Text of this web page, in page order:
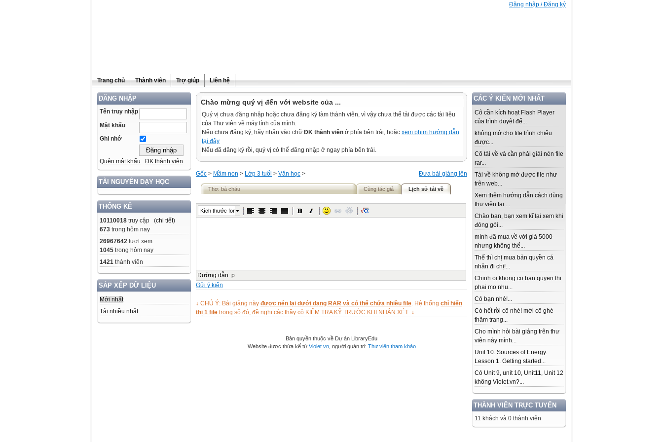
Đăng nhập / Đăng ký
Trang chủ Thành viên Trợ giúp Liên hệ
ĐĂNG NHẬP
Tên truy nhập
Mật khẩu
Ghi nhớ
Quên mật khẩu ĐK thành viên
TÀI NGUYÊN DẠY HỌC
THỐNG KÊ
10110018 truy cập (chi tiết)
673 trong hôm nay
26967642 lượt xem
1045 trong hôm nay
1421 thành viên
SẮP XẾP DỮ LIỆU
Mới nhất
Tải nhiều nhất
CÁC Ý KIẾN MỚI NHẤT
Cô cần kích hoạt Flash Player
của trình duyệt để...
không mở cho file trình chiếu
được...
Cô tải về và cần phải giải nén file
rar...
Tải về không mở được file như
trên web...
Xem thêm hướng dẫn cách dùng
thư viện tại ...
Chào bạn, bạn xem kĩ lại xem khi
đóng gói...
mình đã mua về với giá 5000
nhưng không thể...
Thế thì chị mua bản quyền cá
nhân đi chị!...
Chinh oi khong co ban quyen thi
phai mo nhu...
Có bạn nhé!...
Có hết rồi cô nhé! mời cô ghé
thăm trang...
Cho mình hỏi bài giảng trên thư
viên này mình...
Unit 10. Sources of Energy.
Lesson 1. Getting started...
Có Unit 9, unit 10, Unit11, Unit 12
không Violet.vn?...
THÀNH VIÊN TRỰC TUYẾN
11 khách và 0 thành viên
Chào mừng quý vị đến với website của ...
Quý vị chưa đăng nhập hoặc chưa đăng ký làm thành viên, vì vậy chưa thể tải được các tài liệu
của Thư viện về máy tính của mình.
Nếu chưa đăng ký, hãy nhấn vào chữ ĐK thành viên ở phía bên trái, hoặc xem phim hướng dẫn
tại đây
Nếu đã đăng ký rồi, quý vị có thể đăng nhập ở ngay phía bên trái.
Đưa bài giảng lên
Gốc > Mầm non > Lớp 3 tuổi > Văn học >
Thơ: bà cháu Cùng tác giả Lịch sử tải về
Kích thước font
Đường dẫn: p
Gửi ý kiến
↓ CHÚ Ý: Bài giảng này được nén lại dưới dạng RAR và có thể chứa nhiều file . Hệ thống chỉ hiển
thị 1 file trong số đó, đề nghị các thầy cô KIỂM TRA KỸ TRƯỚC KHI NHẬN XÉT ↓
Bản quyền thuộc về Dự án LibraryEdu
Website được thừa kế từ Violet.vn, người quản trị: Thư viện tham khảo